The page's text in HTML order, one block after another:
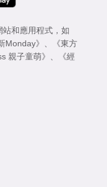
和應用程式，如
Monday》
《東方
親子童萌》
《經